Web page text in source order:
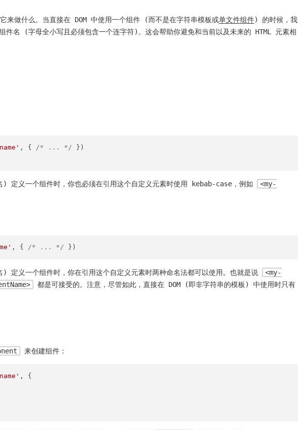
来做什么。当直接在 DOM 中使用一个组件 (而不是在字符串模板或单文件组件) 的时候，我
件名 (字母全小写且必须包含一个连字符)。这会帮助你避免和当前以及未来的 HTML 元素相
, { /* ... */ })
定义一个组件时，你也必须在引用这个自定义元素时使用 kebab-case，例如
<my-
, { /* ... */
义一个组件时，你在引用这个自定义元素时两种命名法都可以使用。也就是说
<my-
都是可接受的。注意，尽管如此，直接在 DOM (即非字符串的模板) 中使用时只有
来创建组件：
, {